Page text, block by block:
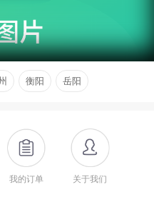
衡阳 岳阳
我的订单 关于我们